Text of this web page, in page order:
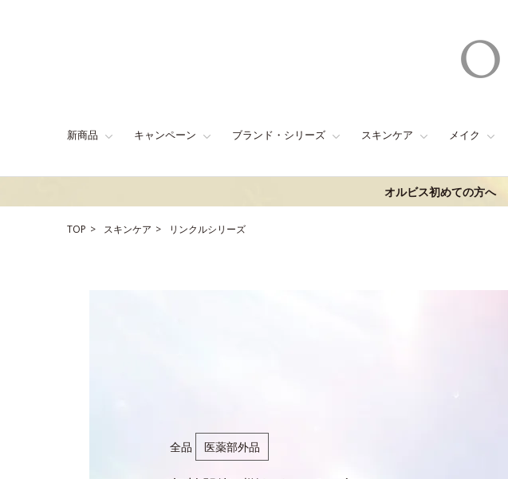
新商品 キャンペーン ブランド・シリーズ スキンケア メイク
オルビス初めての方へ
TOP スキンケア リンクルシリーズ
全品 医薬部外品